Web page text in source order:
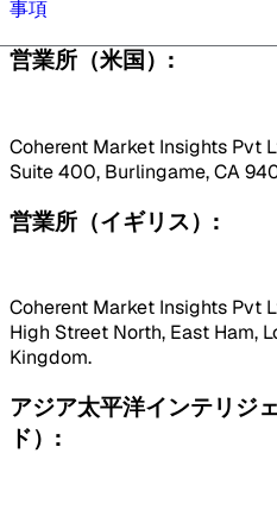
事項
営業所（米国）:
Coherent Market Insights Pvt
Suite 400, Burlingame, CA
営業所（イギリス）:
Coherent Market Insights Pvt
High Street North, East Ham,
Kingdom.
アジア太平洋インテリジ
ド）: